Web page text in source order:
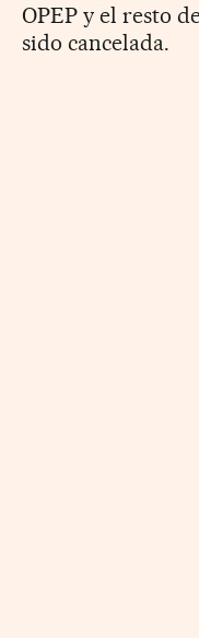
OPEP y el resto
sido cancelada.